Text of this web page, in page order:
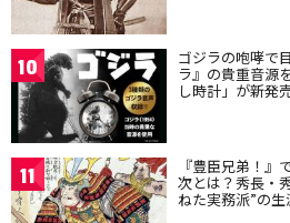
10 ゴジラの咆哮で
ラ』の貴重音源
し時計」が新発
11 『豊臣兄弟！』
次とは？秀長・
ねた実務派”の生